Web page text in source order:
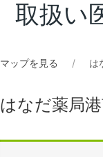
取扱い
マップを見る は
はなだ薬局